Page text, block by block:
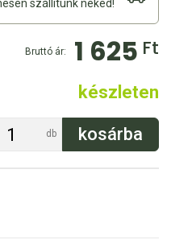
szállítunk neked!
Bruttó ár: 1 625 Ft
készleten
db